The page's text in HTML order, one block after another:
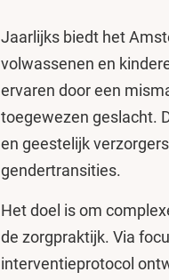
Jaarlijks biedt het
volwassenen en
ervaren door een
toegewezen geslacht.
en geestelijk
gendertransities.
Het doel is om
de zorgpraktijk. Via
interventieprotocol